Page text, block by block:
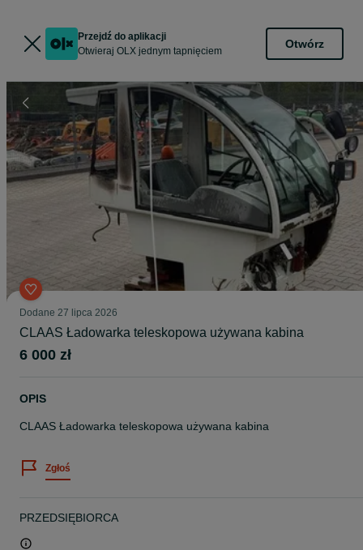
Przejdź do aplikacji
Otwieraj OLX jednym tapnięciem
Otwórz
Dodane 27 lipca 2026
CLAAS Ładowarka teleskopowa używana kabina
6 000 zł
OPIS
CLAAS Ładowarka teleskopowa używana kabina
Zgłoś
PRZEDSIĘBIORCA